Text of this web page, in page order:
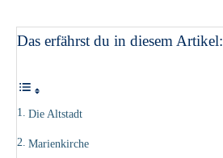
Das erfährst du in diesem Artikel:
Die Altstadt
Marienkirche